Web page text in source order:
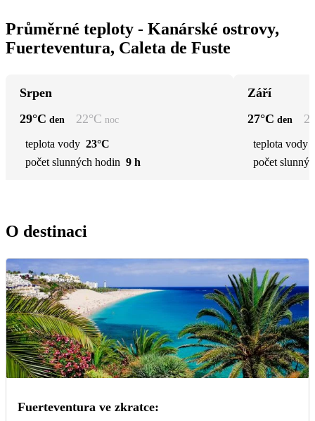
Průměrné teploty - Kanárské ostrovy,
Fuerteventura, Caleta de Fuste
Srpen
29°C den 22°C noc
teplota vody 23°C
počet slunných hodin 9 h
Září
27°C den
teplota vody
počet
O destinaci
Fuerteventura ve zkratce: